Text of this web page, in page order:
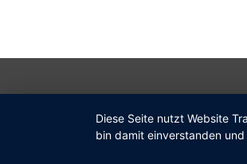
Gemeinde
Diese Seite nutzt Website
bin damit einverstanden